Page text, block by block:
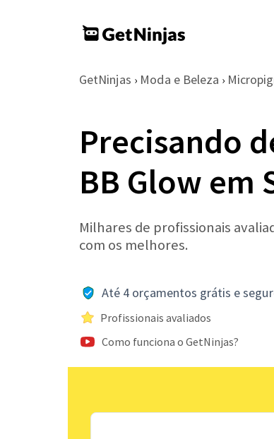
GetNinjas › Moda e Beleza ›
Precisando
BB Glow em
Milhares de profissionais
com os melhores.
Até 4 orçamentos grátis e
Profissionais avaliados
Como funciona o GetNinjas?